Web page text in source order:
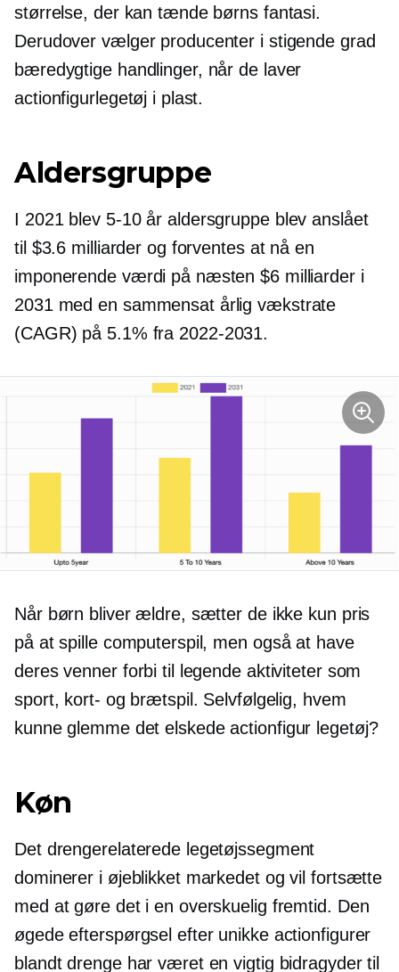
størrelse, der kan tænde børns fantasi.
Derudover vælger producenter i stigende grad
bæredygtige handlinger, når de laver
actionfigurlegetøj i plast.
Aldersgruppe
I 2021 blev 5-10år aldersgruppe blev anslået
til $3.6 milliarder og forventes at nå en
imponerende værdi på næsten $6 milliarder i
2031 med en sammensat årlig vækstrate
(CAGR) på 5.1% fra 2022-2031.
Når børn bliver ældre, sætter de ikke kun pris
på at spille computerspil, men også at have
deres venner forbi til legende aktiviteter som
sport, kort- og brætspil. Selvfølgelig, hvem
kunne glemme det elskede actionfigur legetøj?
Køn
Det drengerelaterede legetøjssegment
dominerer i øjeblikket markedet og vil fortsætte
med at gøre det i en overskuelig fremtid. Den
øgede efterspørgsel efter unikke actionfigurer
blandt drenge har været en vigtig bidragyder til